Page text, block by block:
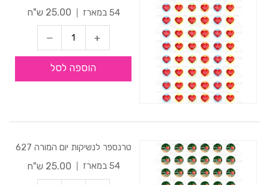
54 במארז
25.00 ש"ח
הוספה לסל
טרנספר לנשיקות יום המורה 627
54 במארז
25.00 ש"ח